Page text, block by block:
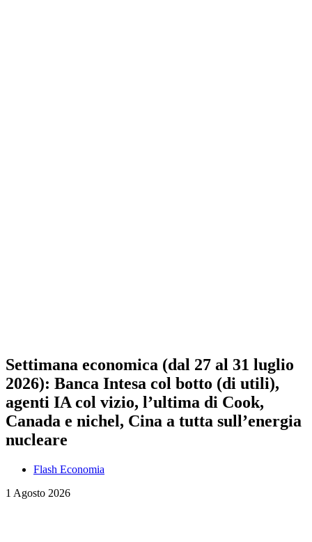
Settimana economica (dal 27 al 31 luglio
2026): Banca Intesa col botto (di utili),
agenti IA col vizio, l’ultima di Cook,
Canada e nichel, Cina a tutta sull’energia
nucleare
Flash Economia
1 Agosto 2026